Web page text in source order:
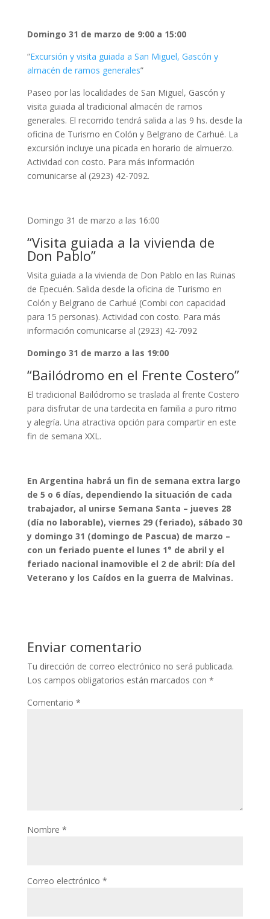
Domingo 31 de marzo de 9:00 a 15:00
“Excursión y visita guiada a San Miguel, Gascón y
almacén de ramos generales”
Paseo por las localidades de San Miguel, Gascón y
visita guiada al tradicional almacén de ramos
generales. El recorrido tendrá salida a las 9 hs. desde la
oficina de Turismo en Colón y Belgrano de Carhué. La
excursión incluye una picada en horario de almuerzo.
Actividad con costo. Para más información
comunicarse al (2923) 42-7092.
Domingo 31 de marzo a las 16:00
“Visita guiada a la vivienda de
Don Pablo”
Visita guiada a la vivienda de Don Pablo en las Ruinas
de Epecuén. Salida desde la oficina de Turismo en
Colón y Belgrano de Carhué (Combi con capacidad
para 15 personas). Actividad con costo. Para más
información comunicarse al (2923) 42-7092
Domingo 31 de marzo a las 19:00
“Bailódromo en el Frente Costero”
El tradicional Bailódromo se traslada al frente Costero
para disfrutar de una tardecita en familia a puro ritmo
y alegría. Una atractiva opción para compartir en este
fin de semana XXL.
En Argentina habrá un fin de semana extra largo
de 5 o 6 días, dependiendo la situación de cada
trabajador, al unirse Semana Santa – jueves 28
(día no laborable), viernes 29 (feriado), sábado 30
y domingo 31 (domingo de Pascua) de marzo –
con un feriado puente el lunes 1° de abril y el
feriado nacional inamovible el 2 de abril: Día del
Veterano y los Caídos en la guerra de Malvinas.
Enviar comentario
Tu dirección de correo electrónico no será publicada.
Los campos obligatorios están marcados con *
Comentario *
Nombre *
Correo electrónico *